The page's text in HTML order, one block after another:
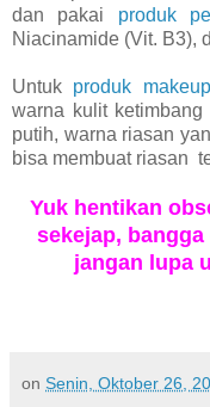
dan pakai produk
Niacinamide (Vit. B3),
Untuk produk makeup
warna kulit
putih, warna riasan
bisa membuat riasan
Yuk hentikan
sekejap,
jangan lupa
on Senin, Oktober 26,